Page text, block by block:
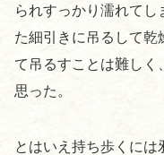
られすっかり濡れてし
た細引きに吊るして
て吊るすことは難しく
思った。
とはいえ持ち歩くには